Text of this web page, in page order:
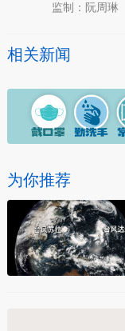
监制：阮周琳
相关新闻
为你推荐